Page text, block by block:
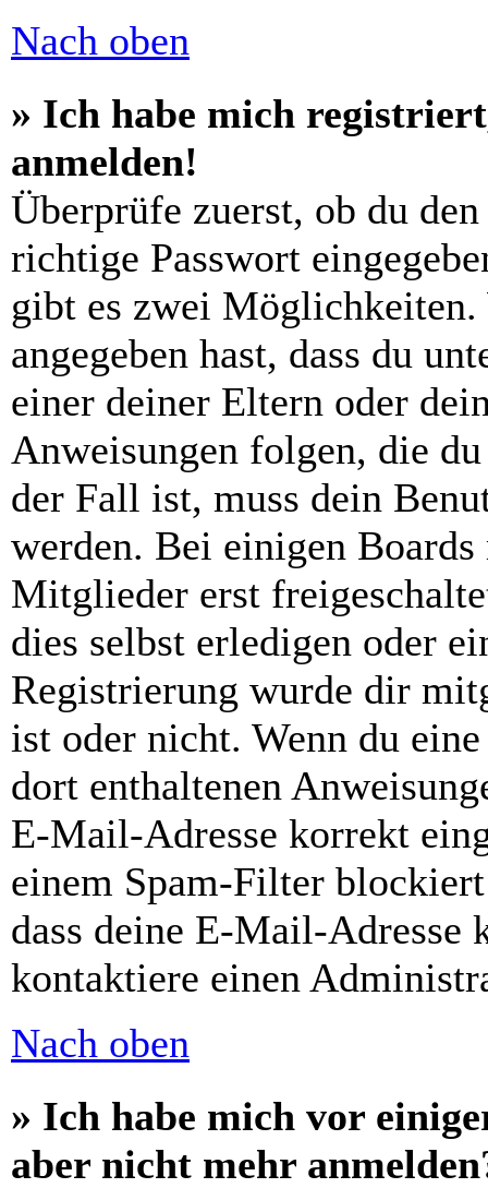
Nach oben
» Ich habe mich
anmelden!
Überprüfe zuerst, ob du
richtige Passwort
gibt es zwei
angegeben hast, dass du
einer deiner Eltern oder
Anweisungen folgen, die
der Fall ist, muss dein
werden. Bei einigen Boards
Mitglieder erst
dies selbst erledigen oder
Registrierung wurde dir
ist oder nicht. Wenn du
dort enthaltenen
E-Mail-Adresse korrekt
einem Spam-Filter
dass deine E-Mail-Adresse
kontaktiere einen
Nach oben
» Ich habe mich vor
aber nicht mehr